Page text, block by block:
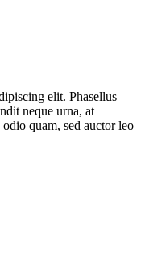
elit. Phasellus
neque urna, at
quam, sed auctor leo